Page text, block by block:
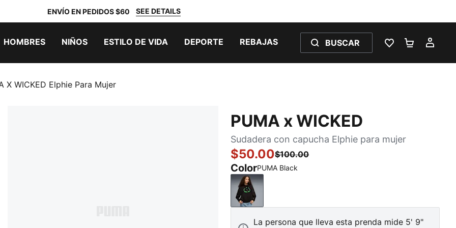
ENVÍO EN PEDIDOS $60 SEE DETAILS
HOMBRES NIÑOS ESTILO DE VIDA DEPORTE REBAJAS BUSCAR
LISTA DE
X WICKED Elphie Para Mujer
PUMA x WICKED
Sudadera con capucha Elphie para mujer
$50.00$100.00
ColorPUMA Black
PUMA Black
La persona que lleva esta prenda mide 5' 9"